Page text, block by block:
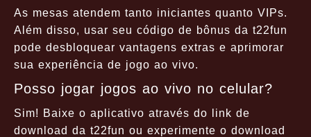
As mesas atendem tanto iniciantes quanto VIPs.
Além disso, usar seu código de bônus da t22fun
pode desbloquear vantagens extras e aprimorar
sua experiência de jogo ao vivo.
Posso jogar jogos ao vivo no celular?
Sim! Baixe o aplicativo através do link de
download da t22fun ou experimente o download